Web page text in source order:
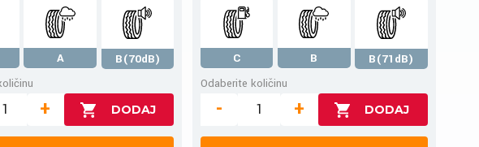
A
B(70dB)
+
C B
B(71dB)
Odaberite količinu
- +